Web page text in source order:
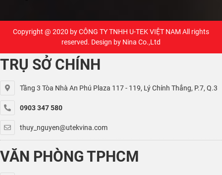
Copyright @ 2020 byCÔNG TY TNHH U-TEK VIỆT NAM All rights
reserved. Design by Nina Co.,Ltd
TRỤ SỞ CHÍNH
Tầng 3 Tòa Nhà An Phú Plaza 117 - 119, Lý Chính Thắng, P.7, Q.3
0903 347 580
thuy_nguyen@utekvina.com
VĂN PHÒNG TPHCM